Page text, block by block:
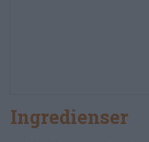
Ingredienser